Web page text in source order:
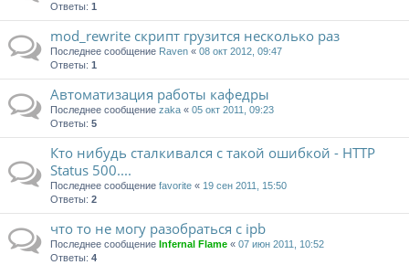
Ответы: 1
mod_rewrite скрипт грузится несколько раз
Последнее сообщение Raven « 08 окт 2012, 09:47
Ответы: 1
Автоматизация работы кафедры
Последнее сообщение zaka « 05 окт 2011, 09:23
Ответы: 5
Кто нибудь сталкивался с такой ошибкой - HTTP
Status 500....
Последнее сообщение favorite « 19 сен 2011, 15:50
Ответы: 2
что то не могу разобраться с ipb
Последнее сообщение Infernal Flame « 07 июн 2011, 10:52
Ответы: 4